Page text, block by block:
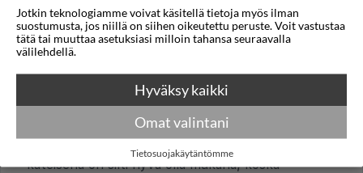
maksetaan suoraan hotellille. Varausta tehdessä
kannattaa aina tarkistaa yksityiskohdat.
Kansainväliset luottokortit, kuten Visa ja
MasterCard, ovat yleisiä Esteponassa ja ne
hyväksytään useimmissa hotelleissa, ravintoloissa
käteisenä on silti hyvä olla mukana, koska
Jotkin teknologiamme voivat käsitellä tietoja myös ilman
suostumusta, jos niillä on siihen oikeutettu peruste. Voit vastustaa
tätä tai muuttaa asetuksiasi milloin tahansa seuraavalla
välilehdellä.
Hyväksy kaikki
Omat valintani
Tietosuojakäytäntömme